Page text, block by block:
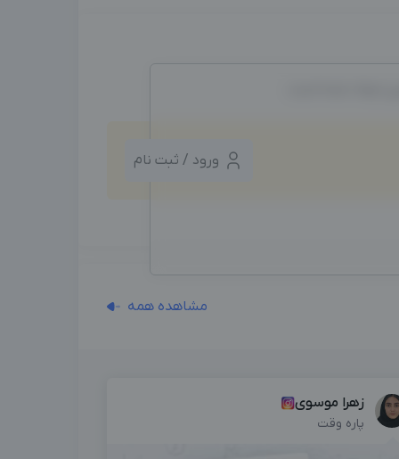
ایجاد شده است.
ورود / ثبت نام
مشاهده همه
زهرا موسوی
پاره وقت